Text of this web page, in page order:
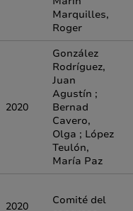
Marquilles,
Roger
2020
González
Rodríguez,
Juan
Agustín ;
Bernad
Cavero,
Olga ; López
Teulón,
María Paz
2020
Comité del